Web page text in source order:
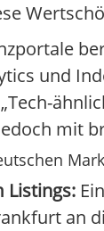
und
mit
Listings:
an